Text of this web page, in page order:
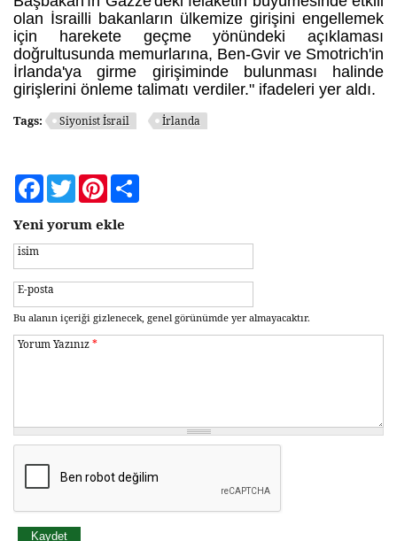
olan İsrailli bakanların ülkemize girişini engellemek
için harekete geçme yönündeki açıklaması
doğrultusunda memurlarına, Ben-Gvir ve Smotrich'in
İrlanda'ya girme girişiminde bulunması halinde
girişlerini önleme talimatı verdiler." ifadeleri yer aldı.
Tags: Siyonist İsrail İrlanda
FacebookTwitterPinterest
Yeni yorum ekle
isim
E-posta
Bu alanın içeriği gizlenecek, genel görünümde yer almayacaktır.
Yorum Yazınız*